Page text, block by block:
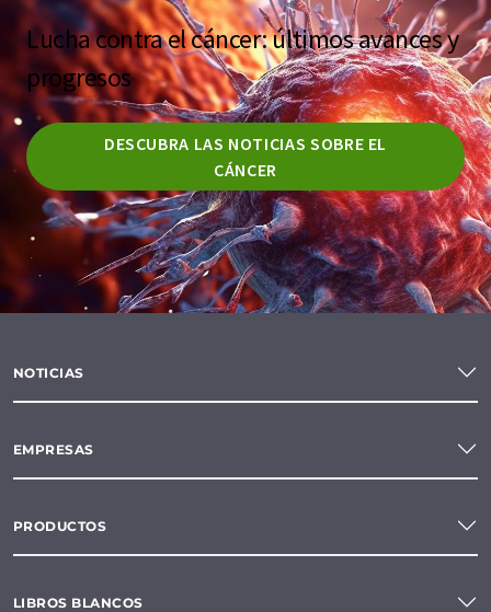
Lucha contra el cáncer: últimos avances y
progresos
DESCUBRA LAS NOTICIAS SOBRE EL
CÁNCER
NOTICIAS
EMPRESAS
PRODUCTOS
LIBROS BLANCOS